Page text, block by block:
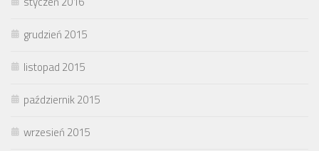
grudzień 2015
listopad 2015
październik 2015
wrzesień 2015